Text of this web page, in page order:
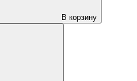
В корзину